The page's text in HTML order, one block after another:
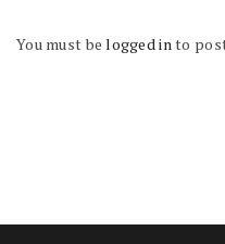
You must belogged into